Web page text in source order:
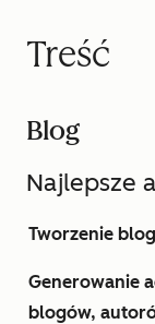
Treść
Blog
Najlepsze
Tworzenie
Generowanie
blogów,